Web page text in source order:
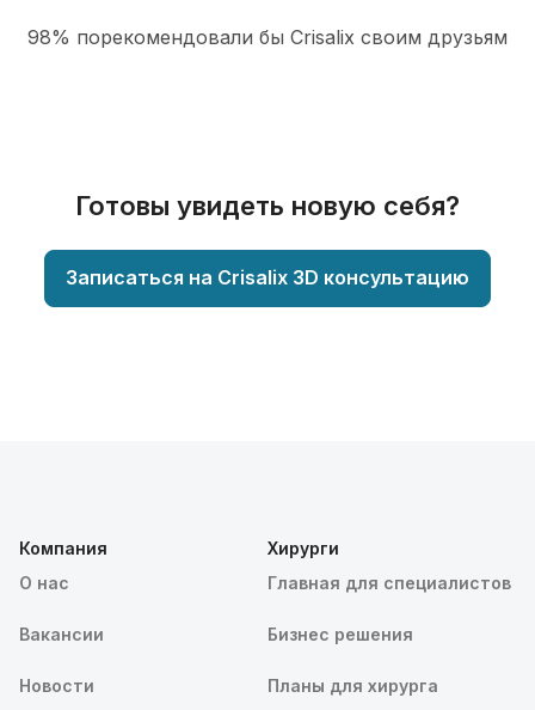
98% порекомендовали бы Сrisalix cвоим друзьям
Готовы увидеть новую себя?
Записаться на Crisalix 3D консультацию
Компания
О нас
Вакансии
Новости
Хирурги
Главная для специалистов
Бизнес решения
Планы для хирурга